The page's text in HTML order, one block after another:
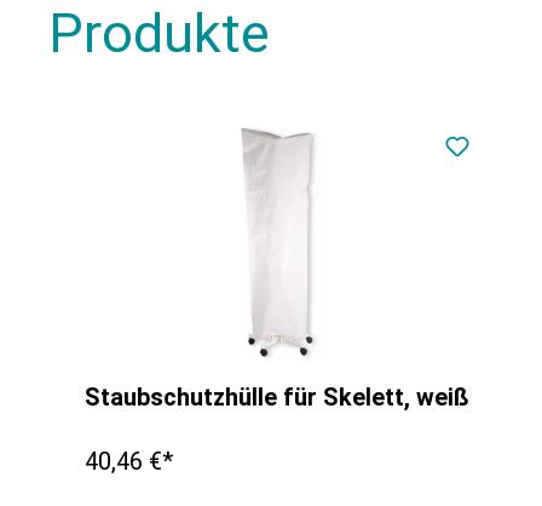
Produkte
Staubschutzhülle für Skelett, weiß
40,46 €*